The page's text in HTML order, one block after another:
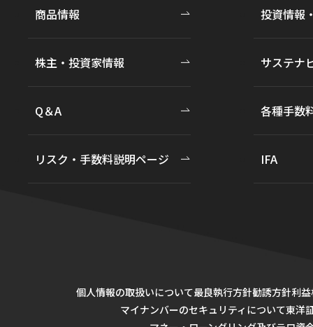
商品情報 投資情報
株主・投資家情報 サステナ
Q＆A 各種手数
リスク・手数料説明ページ IFA
個人情報の取扱いについて最良執行方針勧誘方針利
マイナンバーのセキュリティについて東洋